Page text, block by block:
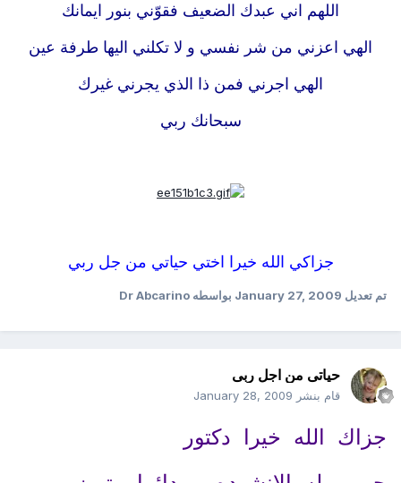
اللهم اني عبدك الضعيف فقوّني بنور ايمانك
الهي اعزني من شر نفسي و لا تكلني اليها طرفة عين
الهي اجرني فمن ذا الذي يجرني غيرك
سبحانك ربي
جزاكي الله خيرا اختي حياتي من جل ربي
تم تعديلJanuary 27, 2009بواسطه Dr Abcarino
حياتى من اجل ربى
قام بنشر January 28, 2009
جزاك الله خيرا دكتور